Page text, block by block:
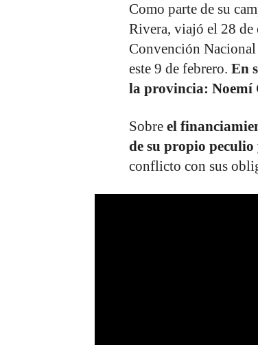
Como parte de su
Rivera, viajó el 28 de
Convención
este 9 de febrero. En
la provincia:
Sobre el
de su propio peculio
conflicto con sus